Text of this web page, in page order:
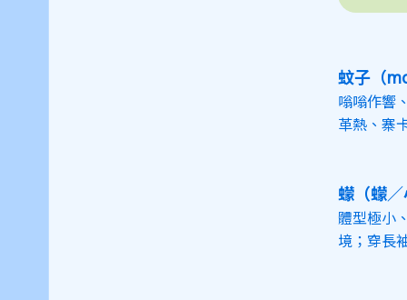
蚊子（
嗡嗡作響
革熱、寨
蠓（蠓
體型極小
境；穿長